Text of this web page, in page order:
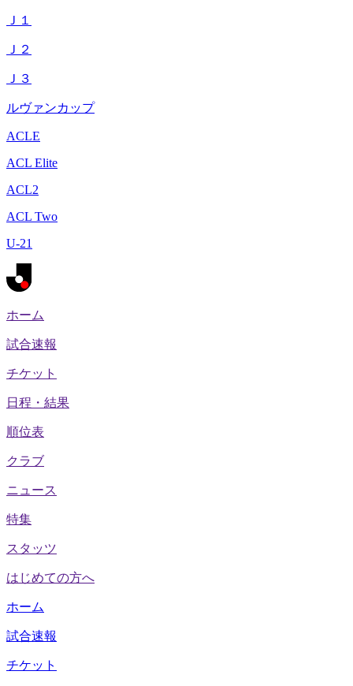
Ｊ１
Ｊ２
Ｊ３
ルヴァンカップ
ACLE
ACL Elite
ACL2
ACL Two
U-21
ホーム
試合速報
チケット
日程・結果
順位表
クラブ
ニュース
特集
スタッツ
はじめての方へ
ホーム
試合速報
チケット